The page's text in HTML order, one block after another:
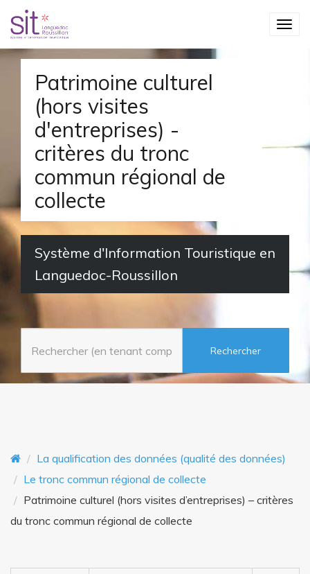
i
c
n
T
g
Patrimoine culturel
(hors visites
d'entreprises) -
critères du tronc
commun régional de
collecte
Système d'Information Touristique en
Languedoc-Roussillon
La qualification des données (qualité des données)
Le tronc commun régional de collecte
Patrimoine culturel (hors visites d’entreprises) – critères
du tronc commun régional de collecte